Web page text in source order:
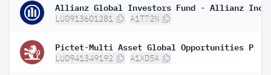
LU0913601281 A1T72N
Pictet-Multi Asset Global Opportunities P
LU0941349192 A1XD5A